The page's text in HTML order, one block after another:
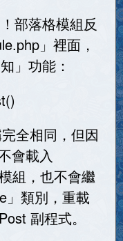
部落格模組反
」裡面，
」功能：
全相同，但因
會載入
組，也不會繼
」類別，重載
副程式。